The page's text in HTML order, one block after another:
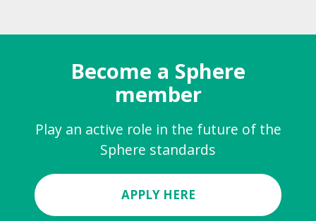
Become a Sphere
member
Play an active role in the future of the
Sphere standards
APPLY HERE